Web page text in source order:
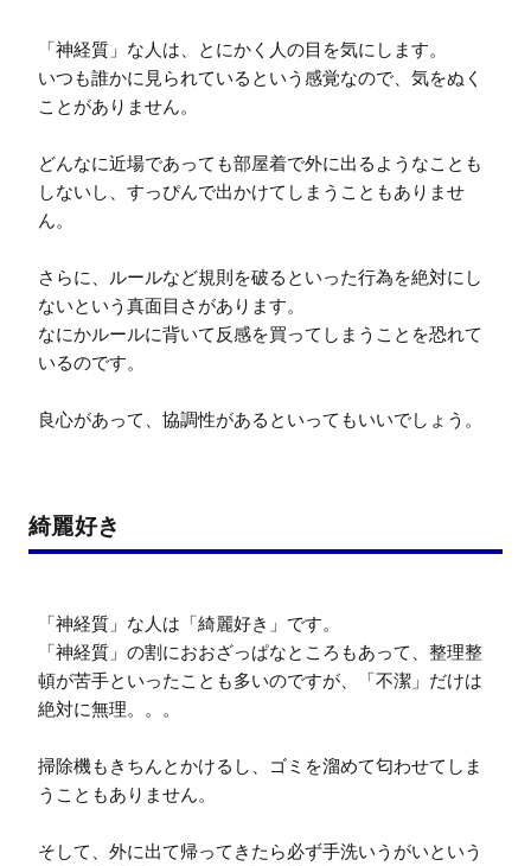
「神経質」な人は、とにかく人の目を気にします。
いつも誰かに見られているという感覚なので、気をぬく
ことがありません。
どんなに近場であっても部屋着で外に出るようなことも
しないし、すっぴんで出かけてしまうこともありませ
ん。
さらに、ルールなど規則を破るといった行為を絶対にし
ないという真面目さがあります。
なにかルールに背いて反感を買ってしまうことを恐れて
いるのです。
良心があって、協調性があるといってもいいでしょう。
綺麗好き
「神経質」な人は「綺麗好き」です。
「神経質」の割におおざっぱなところもあって、整理整
頓が苦手といったことも多いのですが、「不潔」だけは
絶対に無理。。。
掃除機もきちんとかけるし、ゴミを溜めて匂わせてしま
うこともありません。
そして、外に出て帰ってきたら必ず手洗いうがいという